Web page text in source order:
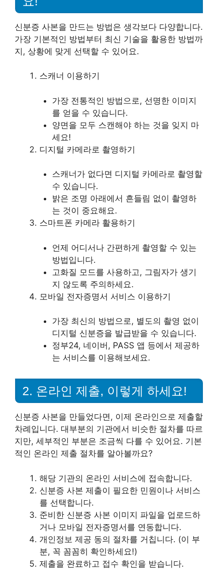
신분증 사본을 만드는 방법은 생각보다 다양합니다.
가장 기본적인 방법부터 최신 기술을 활용한 방법까
지, 상황에 맞게 선택할 수 있어요.
스캐너 이용하기
가장 전통적인 방법으로, 선명한 이미지
를 얻을 수 있습니다.
양면을 모두 스캔해야 하는 것을 잊지 마
세요!
디지털 카메라로 촬영하기
스캐너가 없다면 디지털 카메라로 촬영할
수 있습니다.
밝은 조명 아래에서 흔들림 없이 촬영하
는 것이 중요해요.
스마트폰 카메라 활용하기
언제 어디서나 간편하게 촬영할 수 있는
방법입니다.
고화질 모드를 사용하고, 그림자가 생기
지 않도록 주의하세요.
모바일 전자증명서 서비스 이용하기
가장 최신의 방법으로, 별도의 촬영 없이
디지털 신분증을 발급받을 수 있습니다.
정부24, 네이버, PASS 앱 등에서 제공하
는 서비스를 이용해보세요.
2. 온라인 제출, 이렇게 하세요!
신분증 사본을 만들었다면, 이제 온라인으로 제출할
차례입니다. 대부분의 기관에서 비슷한 절차를 따르
지만, 세부적인 부분은 조금씩 다를 수 있어요. 기본
적인 온라인 제출 절차를 알아볼까요?
해당 기관의 온라인 서비스에 접속합니다.
신분증 사본 제출이 필요한 민원이나 서비스
를 선택합니다.
준비한 신분증 사본 이미지 파일을 업로드하
거나 모바일 전자증명서를 연동합니다.
개인정보 제공 동의 절차를 거칩니다. (이 부
분, 꼭 꼼꼼히 확인하세요!)
제출을 완료하고 접수 확인을 받습니다.